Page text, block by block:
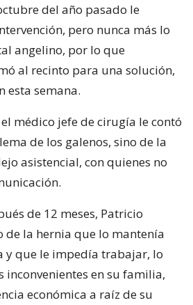
del año pasado le
pero nunca más lo
angelino, por lo que
al recinto para una solución,
esta semana.
médico jefe de cirugía le contó
de los galenos, sino de la
asistencial, con quienes no
de 12 meses, Patricio
de la hernia que lo mantenía
y que le impedía trabajar, lo
inconvenientes en su familia,
económica a raíz de su